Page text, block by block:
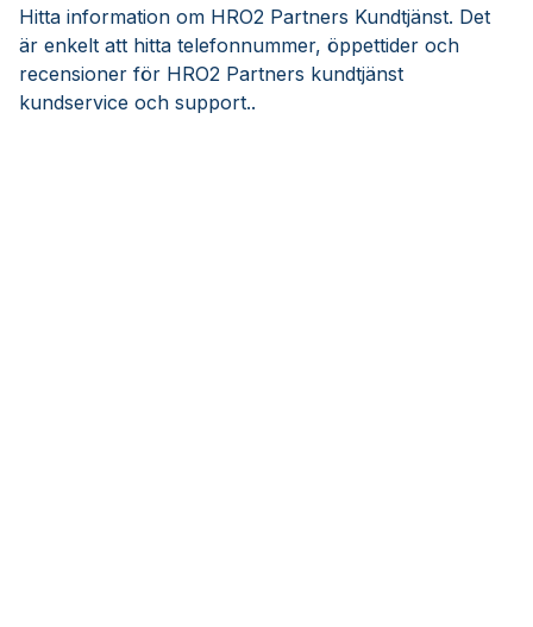
Hitta information om HRO2 Partners Kundtjänst. Det
är enkelt att hitta telefonnummer, öppettider och
recensioner för HRO2 Partners kundtjänst
kundservice och support..